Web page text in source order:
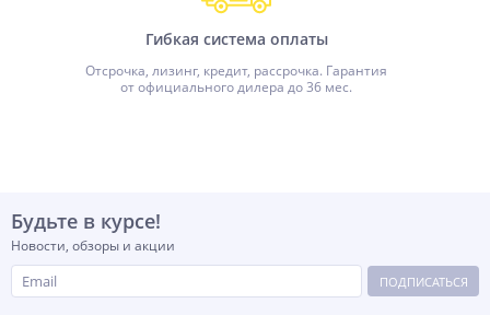
Гибкая система оплаты
Отсрочка, лизинг, кредит, рассрочка. Гарантия
от официального дилера до 36 мес.
Будьте в курсе!
Новости, обзоры и акции
ПОДПИСАТЬСЯ